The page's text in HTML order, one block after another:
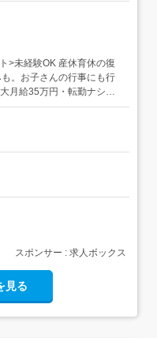
>未経験OK 産休育休の復
。お子さんの行事にも行
月給35万円・転勤ナシ・
に。 正しい&明確 な評価
スポンサー : 求人ボックス
見る